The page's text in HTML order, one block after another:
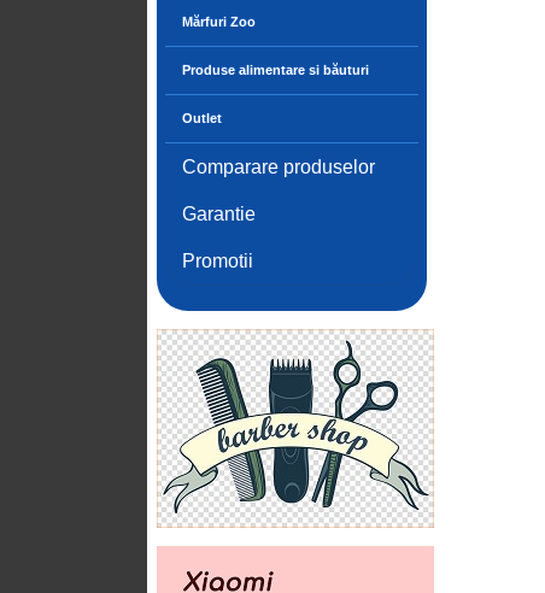
Mărfuri Zoo
Produse alimentare si băuturi
Outlet
Comparare produselor
Garantie
Promotii